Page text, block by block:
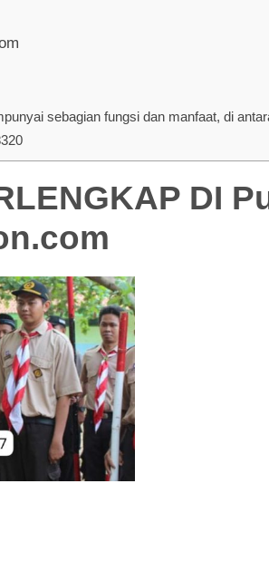
sebagian fungsi dan manfaat, di
DI